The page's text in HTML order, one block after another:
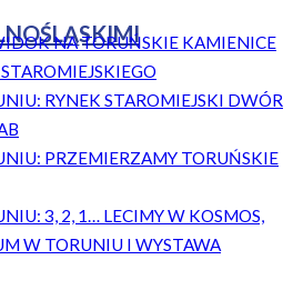
NA TORUŃSKIE KAMIENICE
RYNEK STAROMIEJSKI DWÓR
PRZEMIERZAMY TORUŃSKIE
3, 2, 1… LECIMY W KOSMOS,
W TORUNIU I WYSTAWA